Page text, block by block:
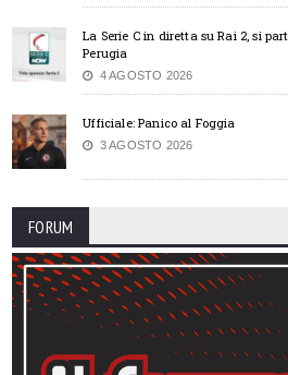
La Serie C in diretta su Rai 2, si
Perugia
4 AGOSTO 2026
Ufficiale: Panico al Foggia
3 AGOSTO 2026
FORUM